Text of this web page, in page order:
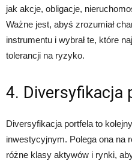
jak akcje, obligacje,
Ważne jest, abyś zrozumiał
instrumentu i wybrał te, które
tolerancji na ryzyko.
4. Diversyfikacja
Diversyfikacja portfela to
inwestycyjnym. Polega ona na
różne klasy aktywów i rynki,